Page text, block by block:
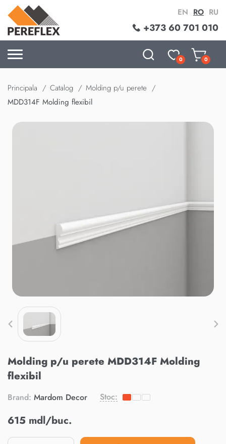
+373 60 701 010
EN RO RU
0 0
Principala Catalog
Molding p/u perete
MDD314F Molding flexibil
Molding p/u perete MDD314F Molding
flexibil
Brand: Mardom Decor Stoc:
615 mdl/buc.